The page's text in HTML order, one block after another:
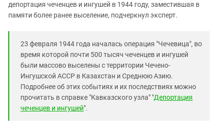
депортация чеченцев и ингушей в 1944 году, заместившая в
памяти более ранее выселение, подчеркнул эксперт.
23 февраля 1944 года началась операция "Чечевица", во
время которой почти 500 тысяч чеченцев и ингушей
были массово выселены с территории Чечено-
Ингушской АССР в Казахстан и Среднюю Азию.
Подробнее об этих событиях и их последствиях можно
прочитать в справке "Кавказского узла" "Депортация
чеченцев и ингушей".